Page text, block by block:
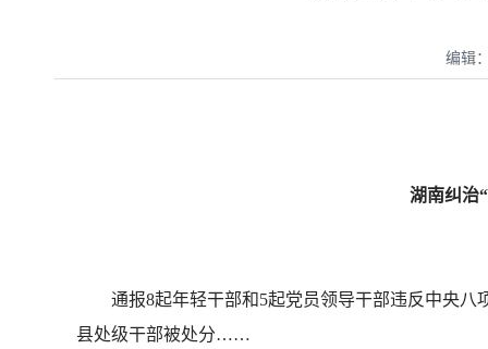
编辑
湖南纠治
通报8起年轻干部和5起党员领导干部违反中央八项
县处级干部被处分……